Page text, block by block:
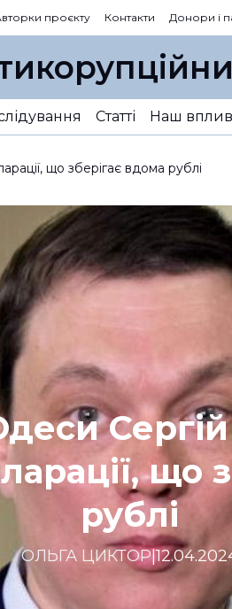
проєкту Контакти Донори і
Статті Наш вплив
що зберігає вдома рублі
що
рублі
ОЛЬГА ЦИКТОР|